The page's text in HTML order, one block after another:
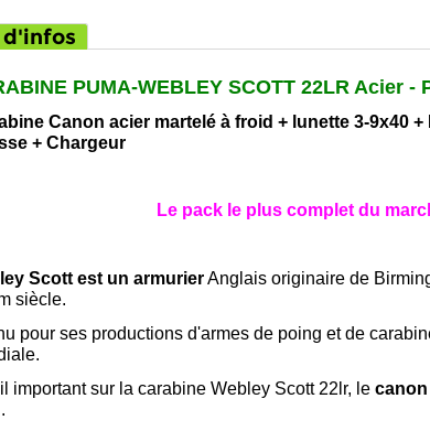
d'infos
PUMA-WEBLEY SCOTT 22LR Acier -
Canon acier martelé à froid + lunette 3-9x40
+ Chargeur
Le pack le plus complet du
Scott est un armurierAnglais originaire de
siècle.
pour ses productions d'armes de poing et de
important sur la carabine Webley Scott 22lr, le
.